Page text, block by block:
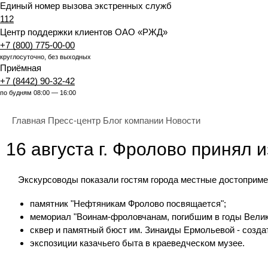
Единый номер вызова экстренных служб
112
Центр поддержки клиентов ОАО «РЖД»
+7 (800) 775-00-00
круглосуточно, без выходных
Приёмная
+7 (8442) 90-32-42
по будням 08:00 — 16:00
Главная Пресс-центр Блог компании Новости
16 августа г. Фролово принял
Экскурсоводы показали гостям города местные
памятник "Нефтяникам Фролово посвящается";
мемориал "Воинам-фроловчанам, погибшим в годы
сквер и памятный бюст им. Зинаиды Ермольевой -
экспозиции казачьего быта в краеведческом музее.